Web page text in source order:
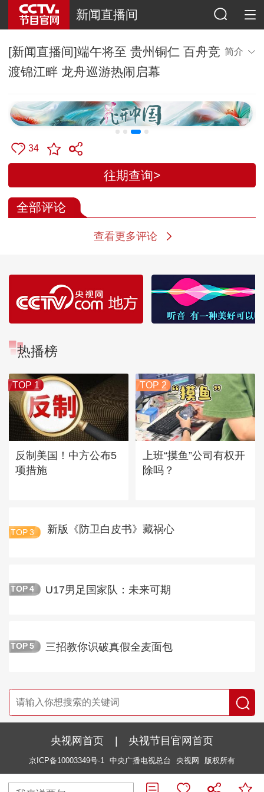
新闻直播间
[新闻直播间]端午将至 贵州铜仁 百舟竞
渡锦江畔 龙舟巡游热闹启幕
简介
34
往期查询>
全部评论
查看更多评论
热播榜
TOP 1
反制美国！中方公布5
项措施
TOP 2
上班“摸鱼”公司有权开
除吗？
TOP 3 新版《防卫白皮书》藏祸心
TOP 4 U17男足国家队：未来可期
TOP 5 三招教你识破真假全麦面包
央视网首页 | 央视节目官网首页
京ICP备10003349号-1 中央广播电视总台 央视网 版权所有